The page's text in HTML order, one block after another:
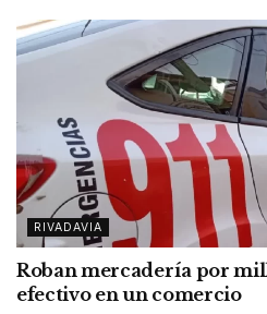
RIVADAVIA
Roban mercadería por
efectivo en un comercio